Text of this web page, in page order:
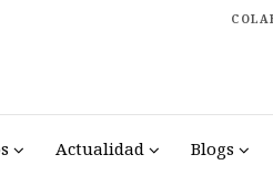
Actualidad Blogs